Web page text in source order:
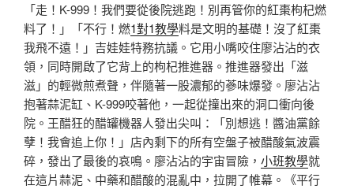
「走！K-999！我們要從後院逃跑！別再管你的紅棗枸杞燃
料了！」「不行！燃1對1教學料是文明的基礎！沒了紅棗
我飛不遠！」吉娃娃特務抗議。它用小嘴咬住廖沾沾的衣
領，同時開啟了它背上的枸杞推進器。推進器發出「滋
滋」的輕微煎煮聲，伴隨著一股濃郁的蔘味爆發。廖沾沾
抱著蒜泥缸、K-999咬著他，一起從撞出來的洞口衝向後
院。王醋狂的醋罐機器人發出尖叫：「別想逃！醬油黨餘
孽！我會追上你！」店內剩下的所有空盤子被醋酸氣波震
碎，發出了最後的哀鳴。廖沾沾的宇宙冒險， 小班教學就
在這片蒜泥、中藥和醋酸的混亂中，拉開了帷幕。《平行